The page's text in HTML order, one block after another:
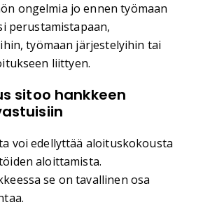
ongelmia jo ennen työmaan
perustamistapaan,
työmaan järjestelyihin tai
liittyen.
sitoo hankkeen
voi edellyttää aloituskokousta
aloittamista.
se on tavallinen osa